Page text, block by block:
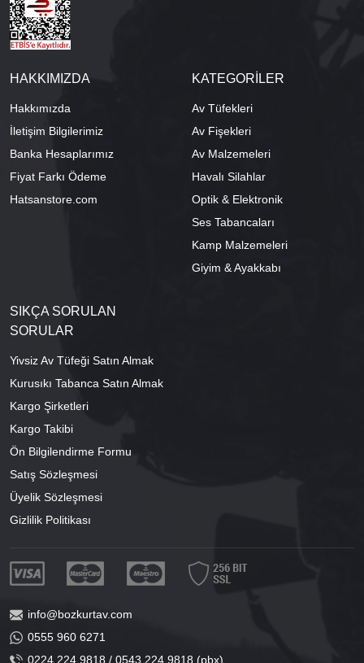
HAKKIMIZDA
Hakkımızda
İletişim Bilgilerimiz
Banka Hesaplarımız
Fiyat Farkı Ödeme
Hatsanstore.com
KATEGORİLER
Av Tüfekleri
Av Fişekleri
Av Malzemeleri
Havalı Silahlar
Optik & Elektronik
Ses Tabancaları
Kamp Malzemeleri
Giyim & Ayakkabı
SIKÇA SORULAN
SORULAR
Yivsiz Av Tüfeği Satın Almak
Kurusıkı Tabanca Satın Almak
Kargo Şirketleri
Kargo Takibi
Ön Bilgilendirme Formu
Satış Sözleşmesi
Üyelik Sözleşmesi
Gizlilik Politikası
info@bozkurtav.com
0555 960 6271
0224 224 9818 / 0543 224 9818 (pbx)